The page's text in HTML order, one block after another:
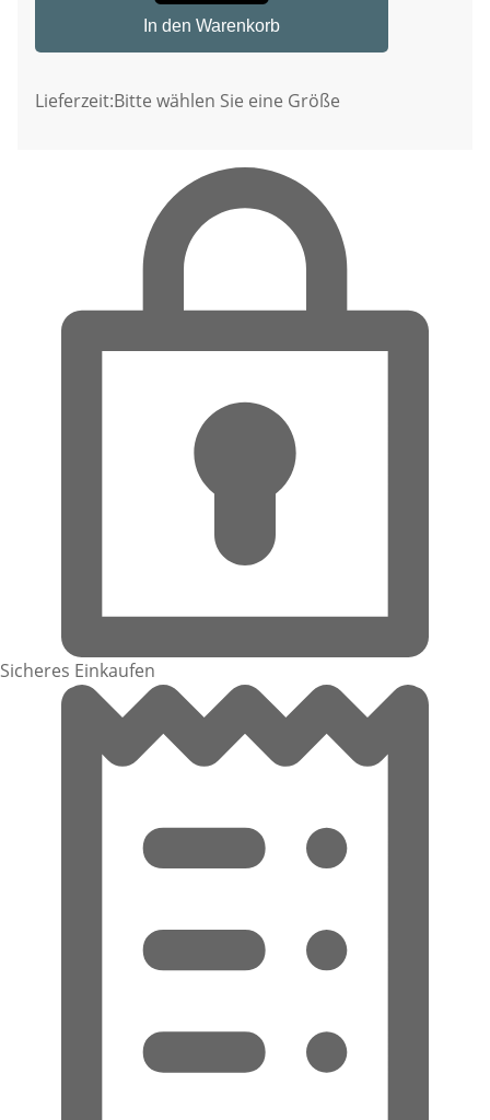
In den Warenkorb
Lieferzeit:Bitte wählen Sie eine Größe
Sicheres Einkaufen